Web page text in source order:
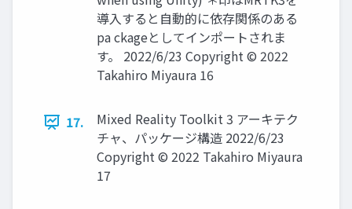
導入すると自動的に依存関係のある
pa ckageとしてインポートされま
す。 2022/6/23 Copyright © 2022
Takahiro Miyaura 16
17.
Mixed Reality Toolkit 3 アーキテク
チャ、パッケージ構造 2022/6/23
Copyright © 2022 Takahiro Miyaura
17